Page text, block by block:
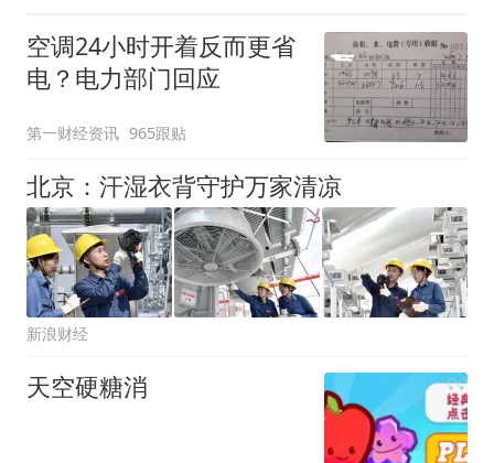
空调24小时开着反而更省
电？电力部门回应
第一财经资讯 965跟贴
北京：汗湿衣背守护万家清凉
新浪财经
天空硬糖消